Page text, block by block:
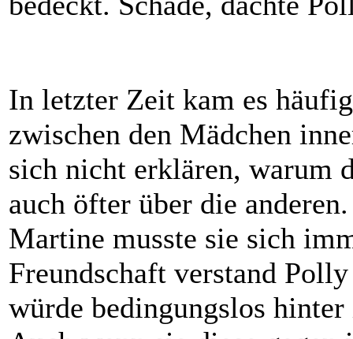
In letzter Zeit kam es
zwischen den Mädchen
sich nicht erklären, warum
auch öfter über die
Martine musste sie sich
Freundschaft verstand
würde bedingungslos